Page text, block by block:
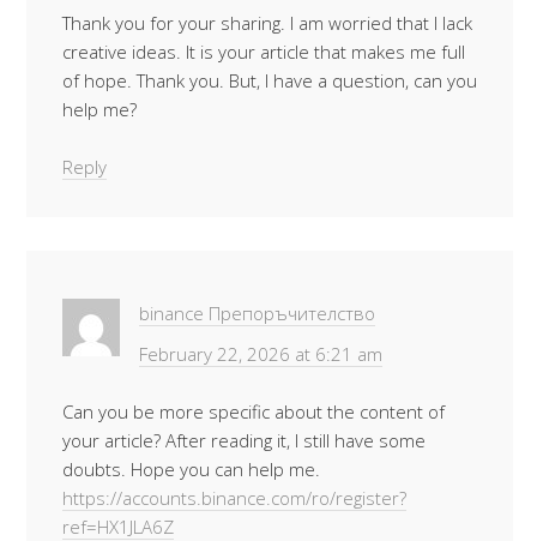
Thank you for your sharing. I am worried that I lack
creative ideas. It is your article that makes me full
of hope. Thank you. But, I have a question, can you
help me?
Reply
binance Препоръчителство
February 22, 2026 at 6:21 am
Can you be more specific about the content of
your article? After reading it, I still have some
doubts. Hope you can help me.
https://accounts.binance.com/ro/register?
ref=HX1JLA6Z